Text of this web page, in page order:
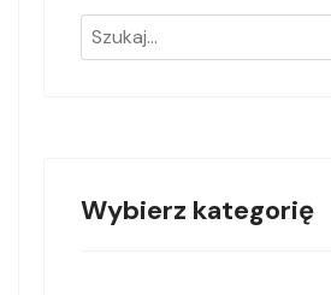
Wybierz kategorię